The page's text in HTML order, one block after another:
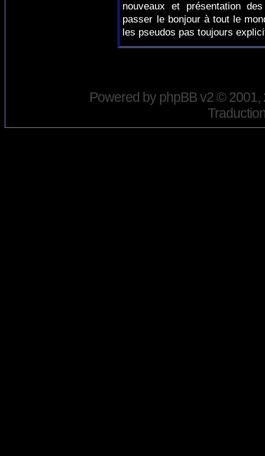
nouveaux et présentation
passer le bonjour à tout le
les pseudos pas toujours
Powered by phpBBv2 © 2001,